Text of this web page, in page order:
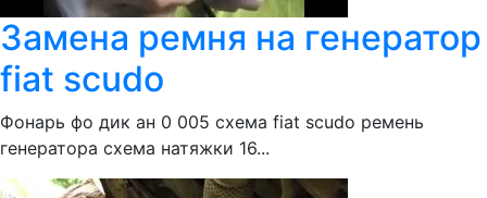
Замена ремня на генератор
fiat scudo
Фонарь фо дик ан 0 005 схема fiat scudo ремень
генератора схема натяжки 16...